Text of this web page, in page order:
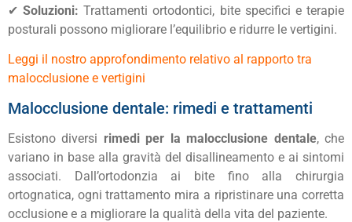
✔Soluzioni: Trattamenti ortodontici, bite specifici e terapie
posturali possono migliorare l’equilibrio e ridurre le vertigini.
Leggi il nostro approfondimento relativo al rapporto tra
malocclusione e vertigini
Malocclusione dentale: rimedi e trattamenti
Esistono diversi rimedi per la malocclusione dentale, che
variano in base alla gravità del disallineamento e ai sintomi
associati. Dall’ortodonzia ai bite fino alla chirurgia
ortognatica, ogni trattamento mira a ripristinare una corretta
occlusione e a migliorare la qualità della vita del paziente.